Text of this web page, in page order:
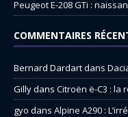
Peugeot E-208 GTi :
COMMENTAIRES
Bernard Dardartdans
Gillydans Citroën ë-C3 : la
gyo dans Alpine A290 :